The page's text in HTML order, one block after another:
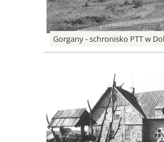
Gorgany - schronisko PTT w